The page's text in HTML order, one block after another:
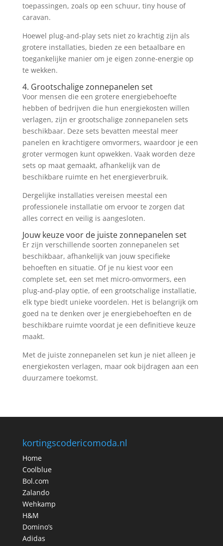
toepassingen, zoals op een schuur, tiny house of
caravan.
Hoewel plug-and-play sets niet zo krachtig zijn als
grotere installaties, bieden ze een betaalbare en
toegankelijke manier om je eigen zonne-energie op
te wekken.
4. Grootschalige zonnepanelen set
Voor mensen die een grotere energiebehoefte
hebben of bedrijven die hun energiekosten willen
verlagen, zijn er grootschalige zonnepanelen sets
beschikbaar. Deze sets bevatten meestal meer
panelen en krachtigere omvormers, waardoor je een
groter vermogen kunt opwekken. Vaak worden deze
sets op maat gemaakt, afhankelijk van de
beschikbare ruimte en het energieverbruik.
Dergelijke installaties vereisen meestal een
professionele installatie om ervoor te zorgen dat
alles correct en veilig is aangesloten.
Jouw keuze voor de juiste zonnepanelen set
Er zijn verschillende soorten zonnepanelen set
beschikbaar, afhankelijk van jouw specifieke
behoeften en situatie. Of je nu kiest voor een
complete set, een set met micro-omvormers, een
plug-and-play optie, of een grootschalige installatie,
elk type biedt unieke voordelen. Het is belangrijk om
goed na te denken over je energiebehoeften en de
beschikbare ruimte voordat je een definitieve keuze
maakt.
Met de juiste zonnepanelen set kun je niet alleen je
energiekosten verlagen, maar ook bijdragen aan een
duurzamere toekomst.
kortingscodericomoda.nl
Home
Coolblue
Bol.com
Zalando
Wehkamp
H&M
Domino’s
Adidas